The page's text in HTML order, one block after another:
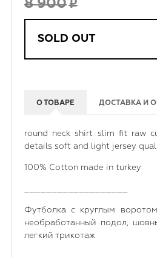
8 900
SOLD OUT
О ТОВАРЕ ДОСТАВКА И
round neck shirt slim fit raw
details soft and light jersey
100% Cotton made in turkey
Футболка с круглым
необработанный подол,
легкий трикотаж